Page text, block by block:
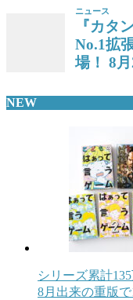
NEW
シリーズ累計
8月出来の重版